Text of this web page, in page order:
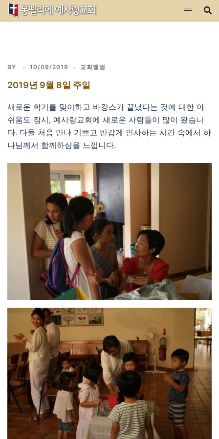
Skip
BY 10/09/2019 교회앨범
2019년 9월 8일 주일
새로운 학기를 맞이하고 바캉스가 끝났다는 것에 대한 아
쉬움도 잠시, 예사랑교회에 새로운 사람들이 많이 왔습니
다. 다들 처음 만나 기쁘고 반갑게 인사하는 시간 속에서 하
나님께서 함께하심을 느낍니다.